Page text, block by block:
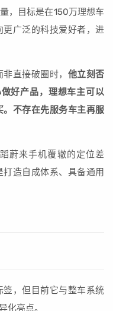
，目标是在150万理想车
广泛的科技爱好者，进
直接破圈时， 他立刻否
好产品，理想车主可以
不存在先服务车主再服
蔚来手机覆辙的定位差
造自成体系、具备通用
，但目前它与整车系统
化亮点。